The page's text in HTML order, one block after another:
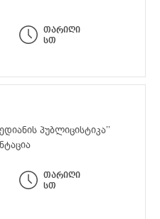
თარიღი
სთ
პუბლიცისტიკა’’
თარიღი
სთ